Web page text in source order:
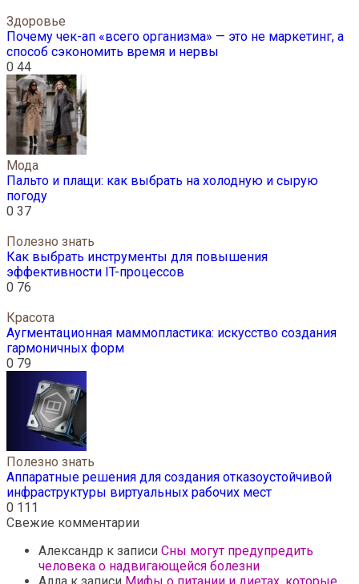
Здоровье
Почему чек-ап «всего организма» — это не маркетинг, а
способ сэкономить время и нервы
0 44
Мода
Пальто и плащи: как выбрать на холодную и сырую
погоду
0 37
Полезно знать
Как выбрать инструменты для повышения
эффективности IT-процессов
0 76
Красота
Аугментационная маммопластика: искусство создания
гармоничных форм
0 79
Полезно знать
Аппаратные решения для создания отказоустойчивой
инфраструктуры виртуальных рабочих мест
0 111
Свежие комментарии
Александр к записи Сны могут предупредить
человека о надвигающейся болезни